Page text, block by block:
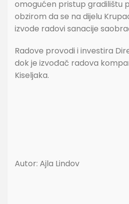
omogućen pristup gradilištu
obzirom da se na dijelu
izvode radovi sanacije
Radove provodi i investira
dok je izvođač radova
Kiseljaka.
Autor: Ajla Lindov